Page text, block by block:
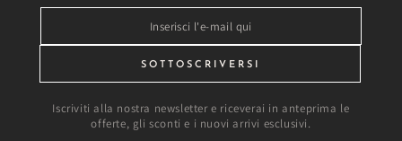
l'e-
SOTTOSCRIVERSI
Iscriviti alla nostra newsletter e riceverai in anteprima le
offerte, gli sconti e i nuovi arrivi esclusivi.